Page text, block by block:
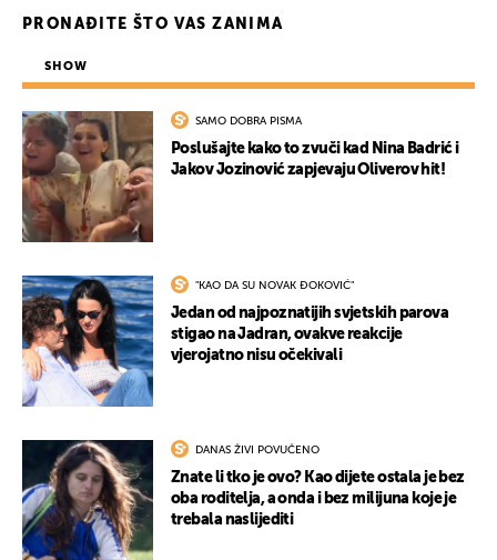
PRONAĐITE ŠTO VAS ZANIMA
SHOW
SAMO DOBRA PISMA
Poslušajte kako to zvuči kad Nina Badrić i
Jakov Jozinović zapjevaju Oliverov hit!
"KAO DA SU NOVAK ĐOKOVIĆ"
Jedan od najpoznatijih svjetskih parova
stigao na Jadran, ovakve reakcije
vjerojatno nisu očekivali
DANAS ŽIVI POVUČENO
Znate li tko je ovo? Kao dijete ostala je bez
oba roditelja, a onda i bez milijuna koje je
trebala naslijediti